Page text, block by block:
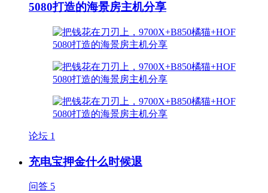
5080打造的海景房主机分享
论坛 1
充电宝押金什么时候退
问答 5